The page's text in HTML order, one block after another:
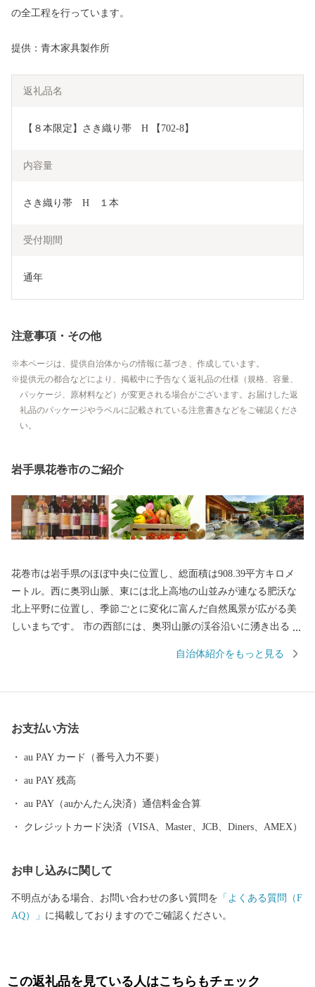
の全工程を行っています。
提供：青木家具製作所
返礼品名
【８本限定】さき織り帯　H 【702-8】
内容量
さき織り帯　H　１本
受付期間
通年
注意事項・その他
本ページは、提供自治体からの情報に基づき、作成しています。
提供元の都合などにより、掲載中に予告なく返礼品の仕様（規格、容量、
パッケージ、原材料など）が変更される場合がございます。お届けした返
礼品のパッケージやラベルに記載されている注意書きなどをご確認くださ
い。
岩手県花巻市のご紹介
花巻市は岩手県のほぼ中央に位置し、総面積は908.39平方キロメ
ートル。西に奥羽山脈、東には北上高地の山並みが連なる肥沃な
北上平野に位置し、季節ごとに変化に富んだ自然風景が広がる美
しいまちです。 市の西部には、奥羽山脈の渓谷沿いに湧き出る花
る湯けむりと深山の緑、目の前を流れる清流が、情緒豊かな風景
の優れた技術が多く伝えられています。さらに、岩手県内唯一の
花巻空港があり、東北新幹線新花巻駅や東北自動車道、東北横断
網の結節点という極めて恵まれた拠点性を有しています。
自治体紹介をもっと見る
お支払い方法
au PAY カード（番号入力不要）
au PAY 残高
au PAY（auかんたん決済）通信料金合算
クレジットカード決済（VISA、Master、JCB、Diners、AMEX）
お申し込みに関して
不明点がある場合、お問い合わせの多い質問を 「よくある質問（F
AQ）」 に掲載しておりますのでご確認ください。
この返礼品を見ている人はこちらもチェック